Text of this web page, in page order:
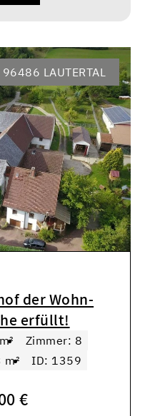
96486 LAUTERTAL
der Wohn-
erfüllt!
Zimmer: 8
ID: 1359
€